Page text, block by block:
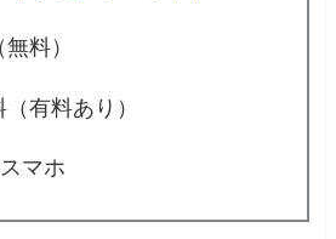
料）
料あり）
マホ